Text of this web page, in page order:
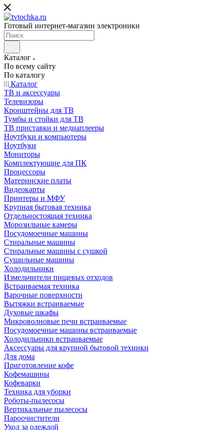
Готовый интернет-магазин электроники
Каталог
По всему сайту
По каталогу
Каталог
ТВ и аксессуары
Телевизоры
Кронштейны для ТВ
Тумбы и стойки для ТВ
ТВ приставки и медиаплееры
Ноутбуки и компьютеры
Ноутбуки
Мониторы
Комплектующие для ПК
Процессоры
Материнские платы
Видеокарты
Принтеры и МФУ
Крупная бытовая техника
Отдельностоящая техника
Морозильные камеры
Посудомоечные машины
Стиральные машины
Стиральные машины с сушкой
Сушильные машины
Холодильники
Измельчители пищевых отходов
Встраиваемая техника
Варочные поверхности
Вытяжки встраиваемые
Духовые шкафы
Микроволновые печи встраиваемые
Посудомоечные машины встраиваемые
Холодильники встраиваемые
Аксессуары для крупной бытовой техники
Для дома
Приготовление кофе
Кофемашины
Кофеварки
Техника для уборки
Роботы-пылесосы
Вертикальные пылесосы
Пароочистители
Уход за одеждой